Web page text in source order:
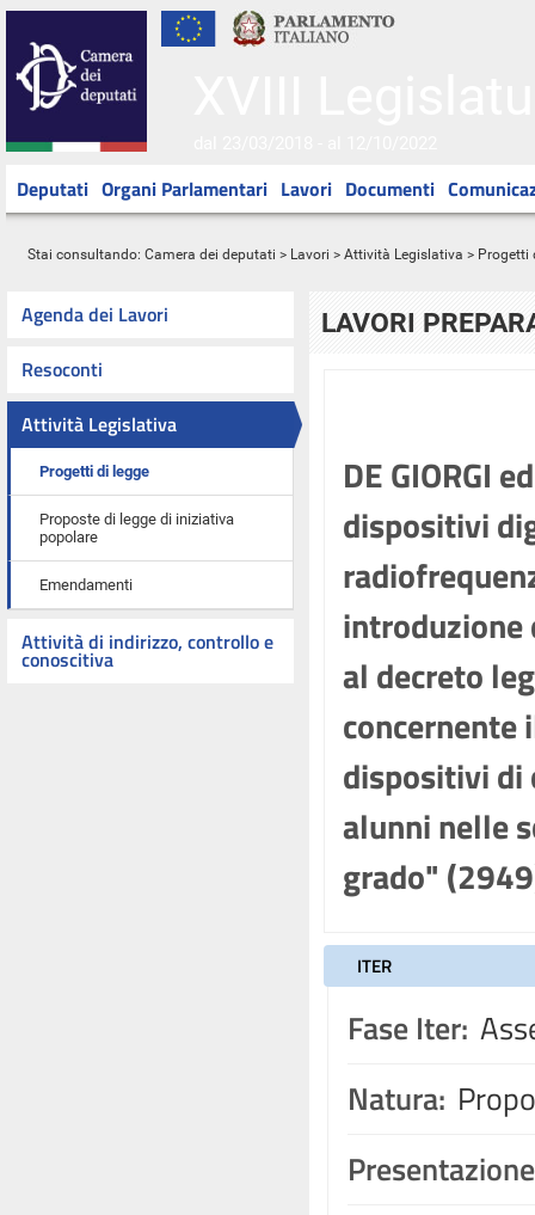
Deputati Organi Parlamentari Lavori Documenti
Stai consultando: Camera dei deputati > Lavori > Attività Legislativa > Progetti
Agenda dei Lavori
Resoconti
Attività Legislativa
Progetti di legge
Proposte di legge di iniziativa
popolare
Emendamenti
Attività di indirizzo, controllo e
conoscitiva
LAVORI
DE GIORGI
dispositivi
introduzione
al decreto
dispositivi di
alunni nelle
grado"
ITER
Fase Iter:
Natura: